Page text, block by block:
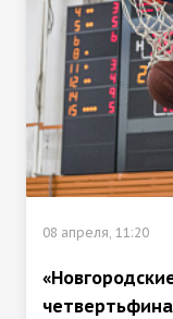
08 апреля, 11:20